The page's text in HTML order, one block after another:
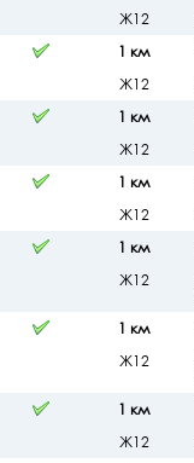
Ж12
1 км
Ж12
1 км
Ж12
1 км
Ж12
1 км
Ж12
1 км
Ж12
1 км
Ж12